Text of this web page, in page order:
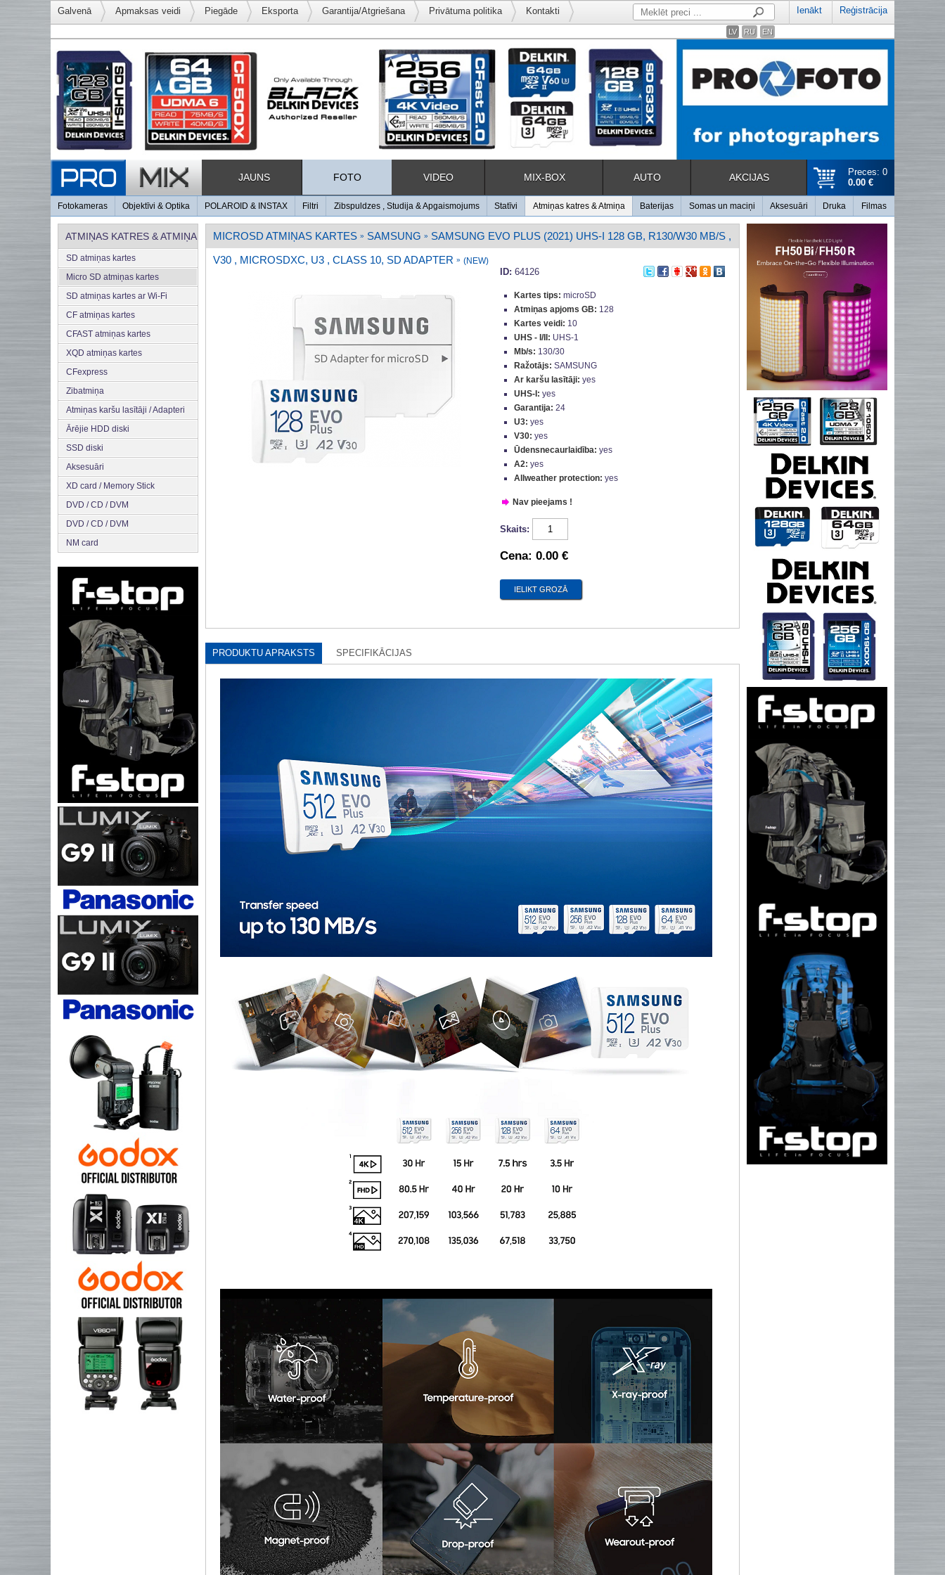
Galvenā Apmaksas veidi Piegāde Eksporta Garantija/Atgriešana Privātuma politika Kontakti Ienākt Reģistrācija
LV RU EN
Preces: 0
0.00 €
JAUNS FOTO VIDEO MIX-BOX AUTO AKCIJAS
Fotokameras Objektīvi & Optika POLAROID & INSTAX Filtri Zibspuldzes , Studija & Apgaismojums Statīvi Atmiņas katres & Atmiņa Baterijas Somas un maciņi Aksesuāri Druka Filmas
ATMIŅAS KATRES & ATMIŅA
SD atmiņas kartes
Micro SD atmiņas kartes
SD atmiņas kartes ar Wi-Fi
CF atmiņas kartes
CFAST atmiņas kartes
XQD atmiņas kartes
CFexpress
Zibatmiņa
Atmiņas karšu lasītāji / Adapteri
Ārējie HDD diski
SSD diski
Aksesuāri
XD card / Memory Stick
DVD / CD / DVM
DVD / CD / DVM
NM card
MICROSD ATMIŅAS KARTES » SAMSUNG » SAMSUNG EVO PLUS (2021) UHS-I 128 GB, R130/W30 MB/S ,
V30 , MICROSDXC, U3 , CLASS 10, SD ADAPTER » (NEW)
ID: 64126
Kartes tips: microSD
Atmiņas apjoms GB: 128
Kartes veidi: 10
UHS - I/II: UHS-1
Mb/s: 130/30
Ražotājs: SAMSUNG
Ar karšu lasītāji: yes
UHS-I: yes
Garantija: 24
U3: yes
V30: yes
Ūdensnecaurlaidība: yes
A2: yes
Allweather protection: yes
Nav pieejams !
Skaits:
Cena: 0.00 €
PRODUKTU APRAKSTS SPECIFIKĀCIJAS